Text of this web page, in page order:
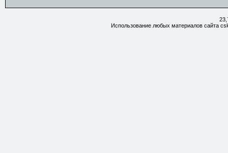
Использование любых материалов сайта